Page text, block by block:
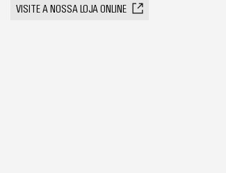
VISITE A NOSSA LOJA ONLINE